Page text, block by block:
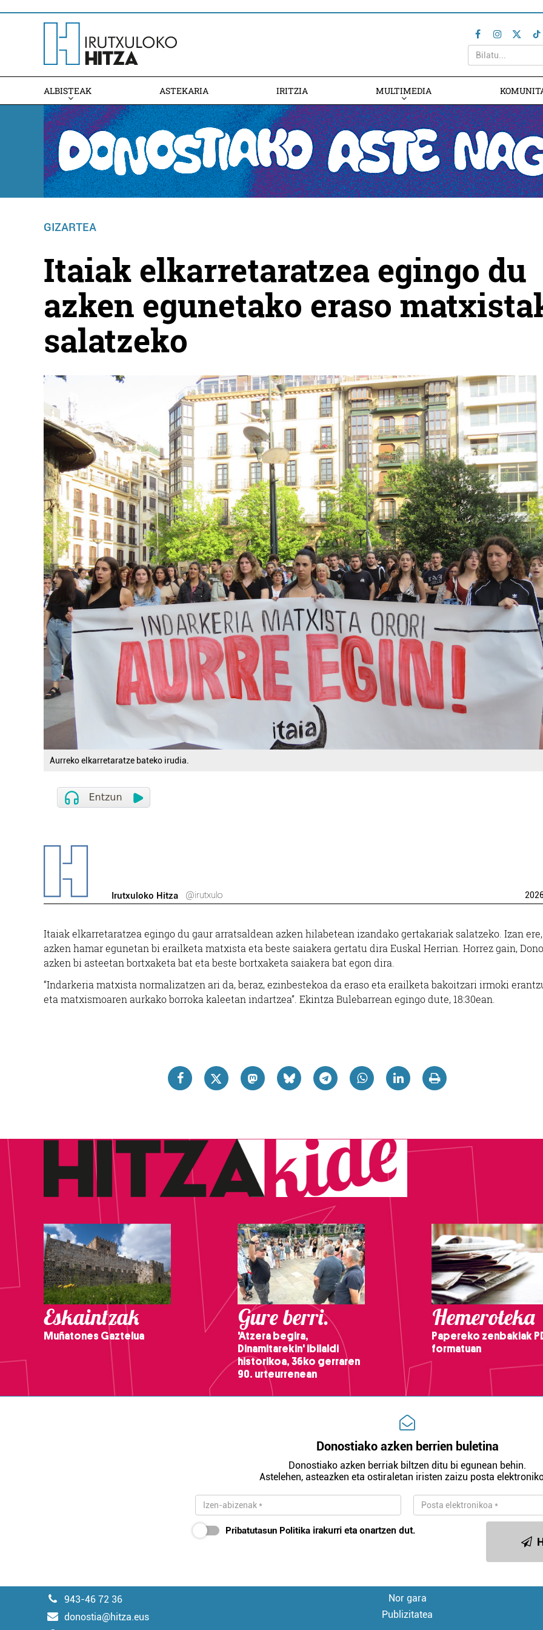
ALBISTEAK ASTEKARIA IRITZIA MULTIMEDIA
GIZARTEA
Itaiak elkarretaratzea egingo du
azken egunetako eraso
salatzeko
Aurreko elkarretaratze bateko irudia.
Irutxuloko Hitza @irutxulo
Itaiak elkarretaratzea egingo du gaur arratsaldean azken hilabetean izandako gertakariak salatzeko. Izan ere,
azken hamar egunetan bi erailketa matxista eta beste saiakera gertatu dira Euskal Herrian. Horrez gain,
azken bi asteetan bortxaketa bat eta beste bortxaketa saiakera bat egon dira.
“Indarkeria matxista normalizatzen ari da, beraz, ezinbestekoa da eraso eta erailketa bakoitzari irmoki
eta matxismoaren aurkako borroka kaleetan indartzea”. Ekintza Bulebarrean egingo dute, 18:30ean.
Eskaintzak
Muñatones Gaztelua
Gure berri.
'Atzera begira,
Dinamitarekin' ibilaldi
historikoa, 36ko gerraren
90. urteurrenean
Hemeroteka
Papereko zenbakiak
formatuan
Donostiako azken berrien buletina
Donostiako azken berriak biltzen ditu bi egunean behin.
Astelehen, asteazken eta ostiraletan iristen zaizu posta
Pribatutasun Politika irakurri eta onartzen dut.
943-46 72 36
donostia@hitza.eus
Nor gara
Publizitatea